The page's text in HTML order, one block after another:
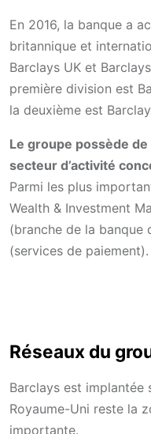
En 2016, la banque a
britannique et
Barclays UK et
première division est
la deuxième est
Le groupe possède
secteur d’activité
Parmi les plus
Wealth & Investment
(branche de la banque
(services de paiement).
Réseaux du
Barclays est implantée
Royaume-Uni reste la
importante.